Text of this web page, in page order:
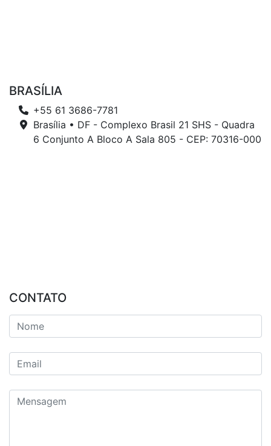
BRASÍLIA
+55 61 3686-7781
Brasília • DF - Complexo Brasil 21 SHS - Quadra
6 Conjunto A Bloco A Sala 805 - CEP: 70316-000
CONTATO